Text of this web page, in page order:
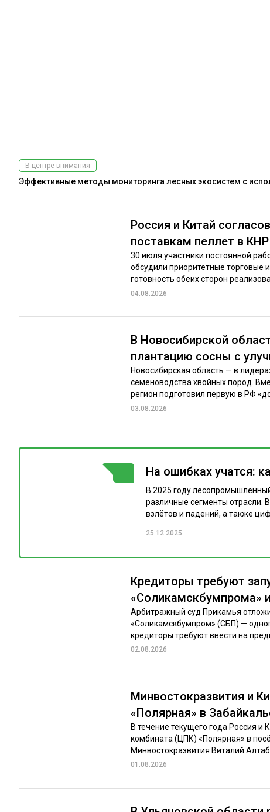
Россия и Китай
поставкам пеллет в КНР
30 июля участники постоянной
обсудили приоритетные торговые
готовность обеих сторон
04.08.2026
В Новосибирской
плантацию сосны с
Новосибирская область — в
семеноводства хвойных пород.
регион подготовил первую в РФ
03.08.2026
Кредиторы требуют
«Соликамскбумпрома»
Арбитражный суд Прикамья
«Соликамскбумпром» (СБП) —
кредиторы требуют ввести на
02.08.2026
Минвостокразвития и
«Полярная» в
В течение текущего года Россия
комбината (ЦПК) «Полярная» в
Минвостокразвития Виталий
01.08.2026
ГОРЯЧАЯ ТЕМА
На ошибках учатся:
В 2025 году
различные сегменты отрасли.
взлётов и падений, а также
25.12.2025
В центре внимания
Эффективные методы мониторинга лесных экосистем с